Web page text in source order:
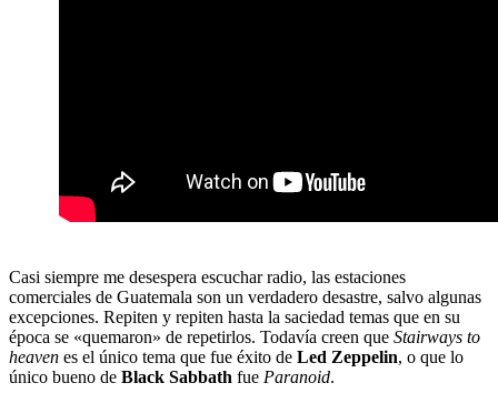
Casi siempre me desespera escuchar radio, las estaciones
comerciales de Guatemala son un verdadero desastre, salvo algunas
excepciones. Repiten y repiten hasta la saciedad temas que en su
época se «quemaron» de repetirlos. Todavía creen que Stairways to
heaven es el único tema que fue éxito de Led Zeppelin, o que lo
único bueno de Black Sabbath fue Paranoid.